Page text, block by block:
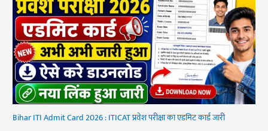
Bihar ITI Admit Card 2026 : ITICAT प्रवेश परीक्षा का एडमिट कार्ड जारी